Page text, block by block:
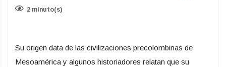
2 minuto(s)
Su origen data de las civilizaciones precolombinas de
Mesoamérica y algunos historiadores relatan que su